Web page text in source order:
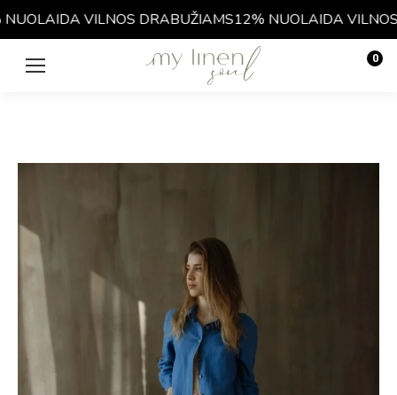
VILNOS DRABUŽIAMS12% NUOLAIDA VILNOS
0